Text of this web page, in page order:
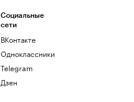
Социальные
сети
ВКонтакте
Одноклассники
Telegram
Дзен